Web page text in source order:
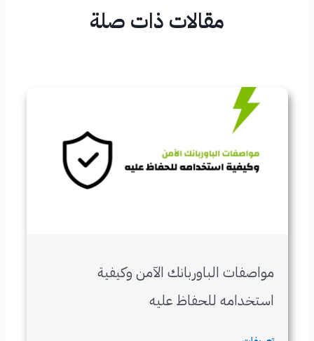
مقالات ذات صلة
مواصفات الباوربانك الآمن وكيفية
استخدامه للحفاظ عليه